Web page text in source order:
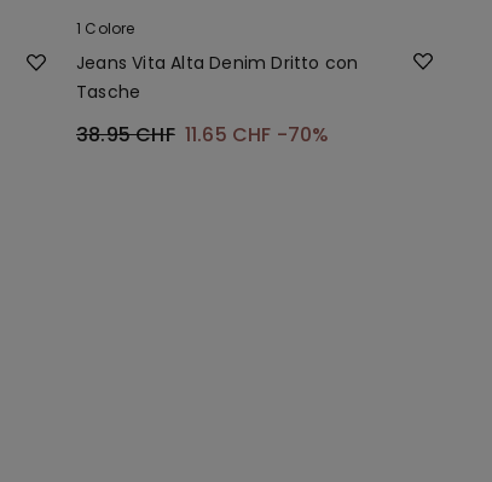
1 Colore
Jeans Vita Alta Denim Dritto con
Tasche
38.95 CHF 11.65 CHF -70%